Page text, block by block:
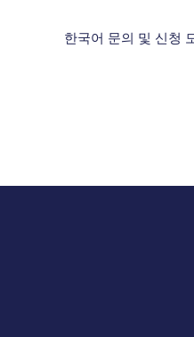
한국어 문의 및 신청